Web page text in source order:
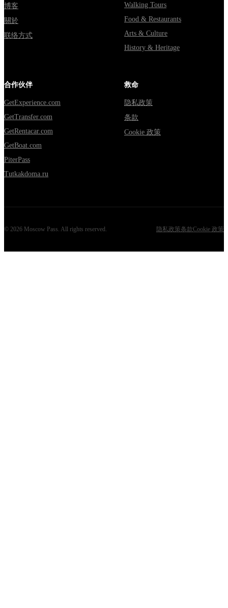
博客
關於
联络方式
Walking Tours
Food & Restaurants
Arts & Culture
History & Heritage
合作伙伴
GetExperience.com
GetTransfer.com
GetRentacar.com
GetBoat.com
PiterPass
Tutkakdoma.ru
救命
隐私政策
条款
Cookie 政策
© 2026 Moscow Pass . All rights reserved. 隐私政策条款Cookie 政策